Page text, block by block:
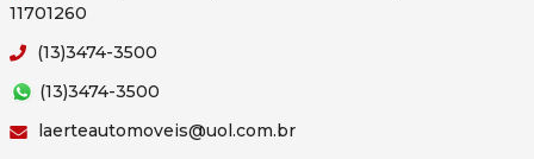
11701260
(13)3474-3500
(13)3474-3500
laerteautomoveis@uol.com.br